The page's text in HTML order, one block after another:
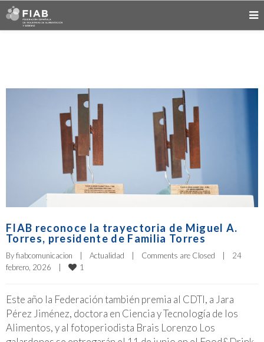
FIAB reconoce la trayectoria de Miguel A.
Torres, presidente de Familia Torres
By fiabcomunicacion | Actualidad | Comments are Closed |
24
febrero, 2026
| 1
Este año la Federación también premia al CDTI, a Jara
Pérez Jiménez, doctora en Ciencia y Tecnología de los
Alimentos, y al fotoperiodista Brais Lorenzo Los